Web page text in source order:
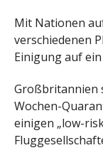
Mit Nationen
verschiedenen
Einigung auf
Großbritannien
Wochen-
einigen „low-